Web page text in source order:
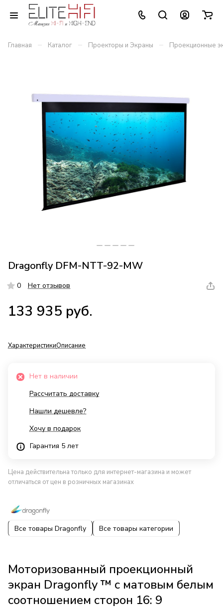
Главная – Каталог – Проекторы и Экраны – Проекционные
Dragonfly DFM-NTT-92-MW
0 Нет отзывов
133 935 руб.
ХарактеристикиОписание
Нет в наличии
Рассчитать доставку
Нашли дешевле?
Хочу в подарок
Гарантия 5 лет
Цена действительна только для интернет-магазина и может
отличаться от цен в розничных магазинах
Все товары Dragonfly Все товары категории
Моторизованный проекционный
экран Dragonfly ™ с матовым белым
соотношением сторон 16: 9